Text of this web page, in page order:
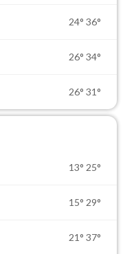
24° 36°
26° 34°
26° 31°
13° 25°
15° 29°
21° 37°